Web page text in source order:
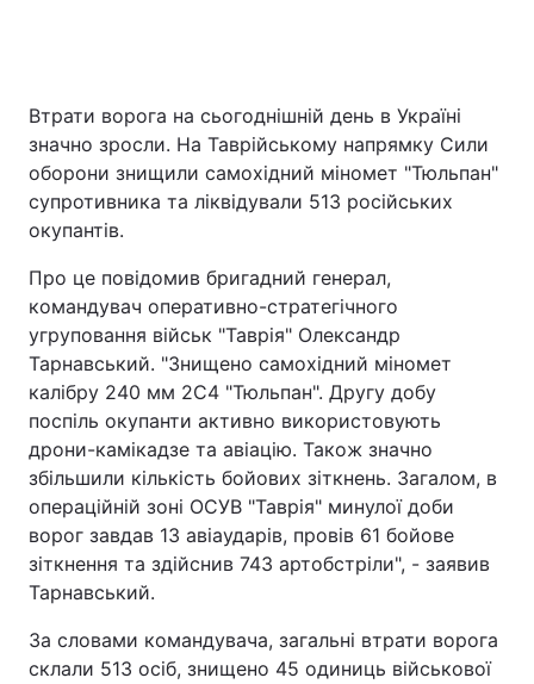
Втрати ворога на сьогоднішній день в Україні
значно зросли. На Таврійському напрямку Сили
оборони знищили самохідний міномет "Тюльпан"
супротивника та ліквідували 513 російських
окупантів.
Про це повідомив бригадний генерал,
командувач оперативно-стратегічного
угруповання військ "Таврія" Олександр
Тарнавський. "Знищено самохідний міномет
калібру 240 мм 2С4 "Тюльпан". Другу добу
поспіль окупанти активно використовують
дрони-камікадзе та авіацію. Також значно
збільшили кількість бойових зіткнень. Загалом, в
операційній зоні ОСУВ "Таврія" минулої доби
ворог завдав 13 авіаударів, провів 61 бойове
зіткнення та здійснив 743 артобстріли", - заявив
Тарнавський.
За словами командувача, загальні втрати ворога
склали 513 осіб, знищено 45 одиниць військової